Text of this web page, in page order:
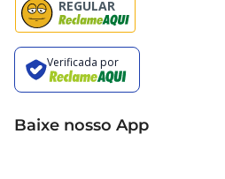
Baixe nosso App